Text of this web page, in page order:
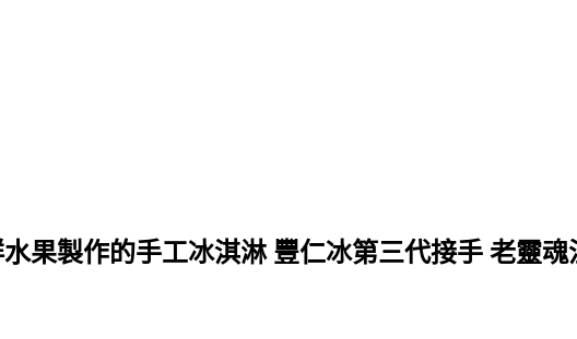
果製作的手工冰淇淋 豐仁冰第三代接手 老靈